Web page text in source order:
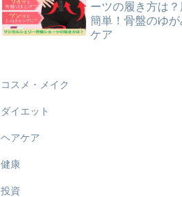
ーツの履き方は
簡単！骨盤のゆが
ケア
コスメ・メイク
ダイエット
ヘアケア
健康
投資